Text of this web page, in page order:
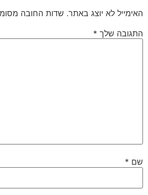
האימייל לא יוצג באתר. שדות החובה
התגובה שלך *
שם *